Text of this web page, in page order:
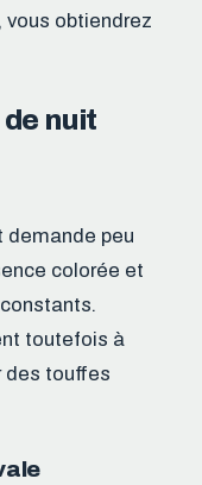
vous obtiendrez
nuit
demande peu
colorée et
toutefois à
des touffes